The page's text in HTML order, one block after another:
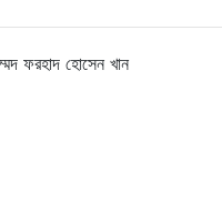
ফরহাদ হোসেন খান